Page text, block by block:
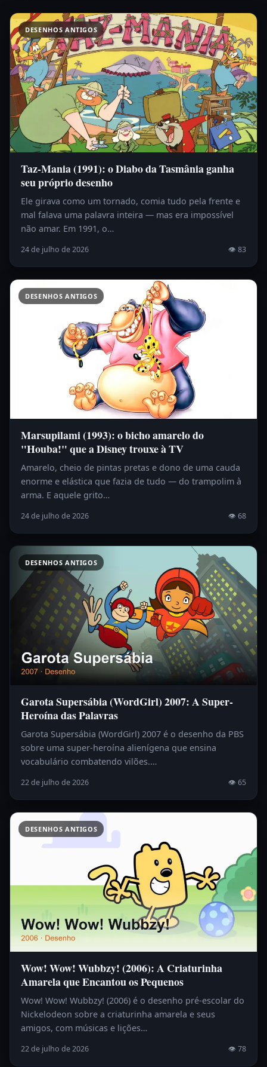
DESENHOS ANTIGOS
Taz-Mania (1991): o Diabo da Tasmânia ganha
seu próprio desenho
Ele girava como um tornado, comia tudo pela frente e
mal falava uma palavra inteira — mas era impossível
não amar. Em 1991, o…
24 de julho de 2026 👁 83
DESENHOS ANTIGOS
Marsupilami (1993): o bicho amarelo do
"Houba!" que a Disney trouxe à TV
Amarelo, cheio de pintas pretas e dono de uma cauda
enorme e elástica que fazia de tudo — do trampolim à
arma. E aquele grito…
24 de julho de 2026 👁 68
DESENHOS ANTIGOS
Garota Supersábia (WordGirl) 2007: A Super-
Heroína das Palavras
Garota Supersábia (WordGirl) 2007 é o desenho da PBS
sobre uma super-heroína alienígena que ensina
vocabulário combatendo vilões.…
22 de julho de 2026 👁 65
DESENHOS ANTIGOS
Wow! Wow! Wubbzy! (2006): A Criaturinha
Amarela que Encantou os Pequenos
Wow! Wow! Wubbzy! (2006) é o desenho pré-escolar do
Nickelodeon sobre a criaturinha amarela e seus
amigos, com músicas e lições…
22 de julho de 2026 👁 78